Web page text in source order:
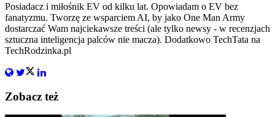
Posiadacz i miłośnik EV od kilku lat. Opowiadam o EV bez
fanatyzmu. Tworzę ze wsparciem AI, by jako One Man Army
dostarczać Wam najciekawsze treści (ale tylko newsy - w recenzjach
sztuczna inteligencja palców nie macza). Dodatkowo TechTata na
TechRodzinka.pl
Zobacz też